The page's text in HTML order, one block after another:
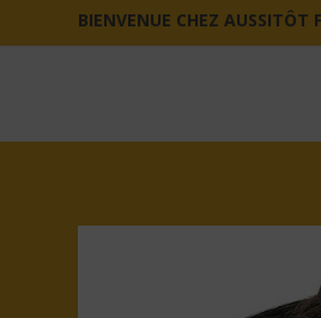
BIENVENUE CHEZ AUSSITÔT